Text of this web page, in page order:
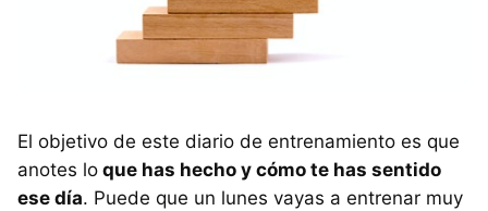
El objetivo de este diario de entrenamiento es que
anotes lo que has hecho y cómo te has sentido
ese día. Puede que un lunes vayas a entrenar muy